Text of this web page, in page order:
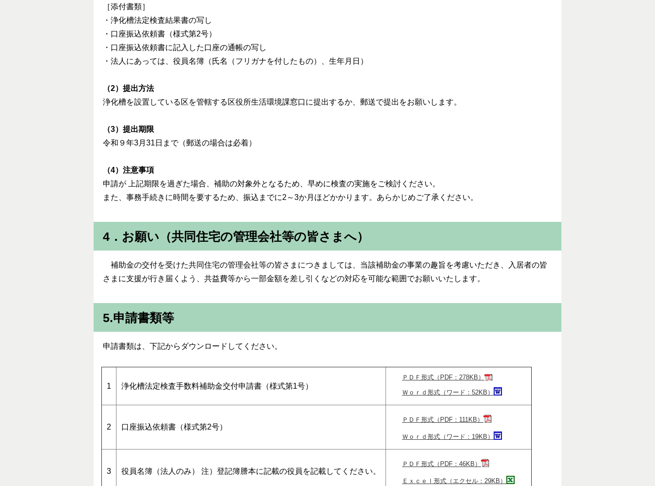
［添付書類］
・浄化槽法定検査結果書の写し
・口座振込依頼書（様式第2号）
・口座振込依頼書に記入した口座の通帳の写し
・法人にあっては、役員名簿（氏名（フリガナを付したもの）、生年月日）
（2）提出方法
浄化槽を設置している区を管轄する区役所生活環境課窓口に提出するか、郵送で提出をお願いします。
（3）提出期限
令和９年3月31日まで（郵送の場合は必着）
（4）注意事項
申請が
上記期限を過ぎた場合、補助の対象外となるため、早めに検査の実施をご検討ください。
また、事務手続きに時間を要するため、振込までに2～3か月ほどかかります。あらかじめご了承ください。
4．お願い（共同住宅の管理会社等の皆さまへ）
補助金の交付を受けた共同住宅の管理会社等の皆さまにつきましては、当該補助金の事業の趣旨を考慮いただき、入居者の皆
さまに支援が行き届くよう、共益費等から一部金額を差し引くなどの対応を可能な範囲でお願いいたします。
5.申請書類等
申請書類は、下記からダウンロードしてください。
1 浄化槽法定検査手数料補助金交付申請書（様式第1号）
ＰＤＦ形式（PDF：278KB）
Ｗｏｒｄ形式（ワード：52KB）
2 口座振込依頼書（様式第2号）
ＰＤＦ形式（PDF：111KB）
Ｗｏｒｄ形式（ワード：19KB）
3 役員名簿（法人のみ） 注）登記簿謄本に記載の役員を記載してください。
ＰＤＦ形式（PDF：46KB）
Ｅｘｃｅｌ形式（エクセル：29KB）